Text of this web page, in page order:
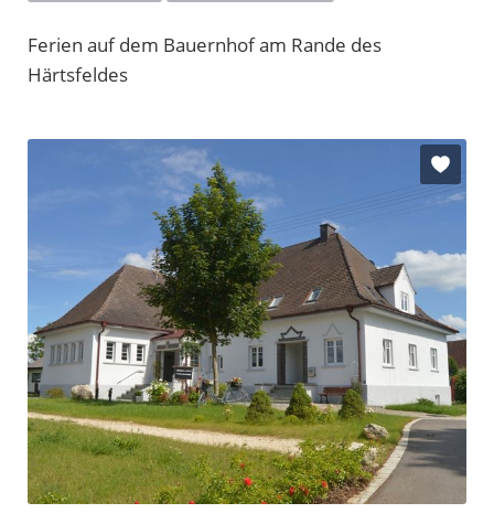
Ferien auf dem Bauernhof am Rande des
Härtsfeldes